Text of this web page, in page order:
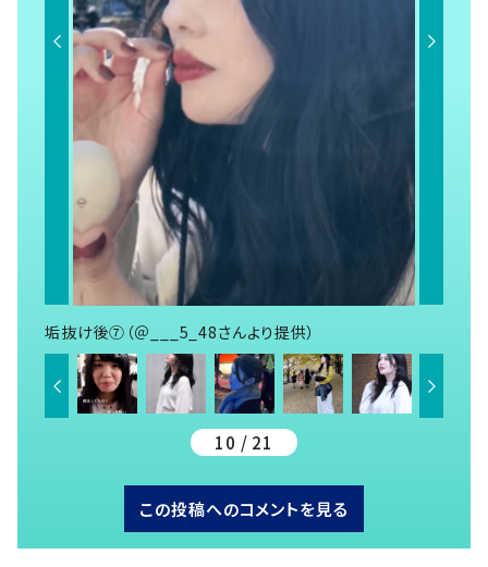
垢抜け後⑦（＠___5_48さんより提供）
10 / 21
この投稿へのコメントを見る